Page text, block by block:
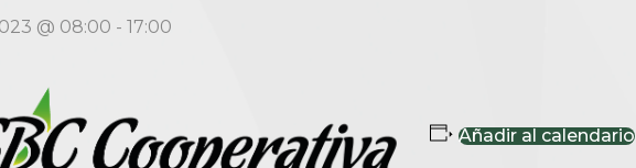
@ 08:00 - 17:00
Añadir al calendario